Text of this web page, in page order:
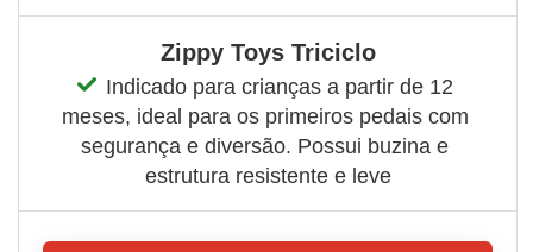
Zippy Toys Triciclo
Indicado para crianças a partir de 12
meses, ideal para os primeiros pedais com
segurança e diversão. Possui buzina e
estrutura resistente e leve